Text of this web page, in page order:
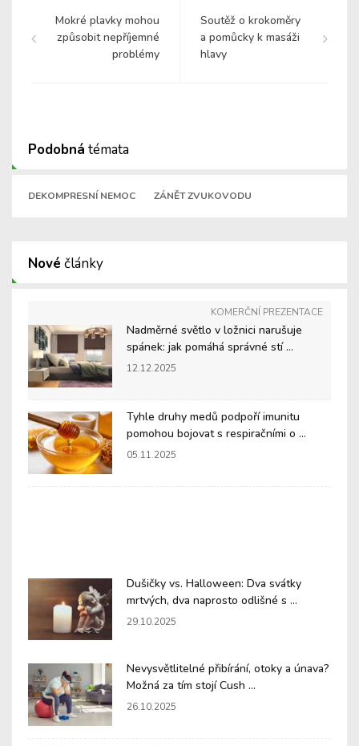
Mokré plavky mohou
způsobit nepříjemné
problémy
Soutěž o krokoměry
a pomůcky k masáži
hlavy
Podobná témata
DEKOMPRESNÍ NEMOC ZÁNĚT ZVUKOVODU
Nové články
KOMERČNÍ PREZENTACE
Nadměrné světlo v ložnici narušuje
spánek: jak pomáhá správné stí ...
12.12.2025
Tyhle druhy medů podpoří imunitu
pomohou bojovat s respiračními o ...
05.11.2025
Dušičky vs. Halloween: Dva svátky
mrtvých, dva naprosto odlišné s ...
29.10.2025
Nevysvětlitelné přibírání, otoky a únava?
Možná za tím stojí Cush ...
26.10.2025